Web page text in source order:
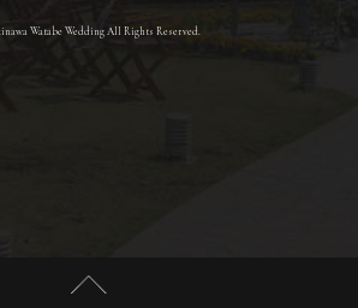
Watabe Wedding All Rights Reserved.